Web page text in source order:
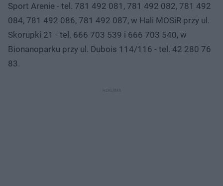
Sport Arenie - tel. 781 492 081, 781 492 082, 781 492
084, 781 492 086, 781 492 087, w Hali MOSiR przy ul.
Skorupki 21 - tel. 666 703 539 i 666 703 540, w
Bionanoparku przy ul. Dubois 114/116 - tel. 42 280 76
83.